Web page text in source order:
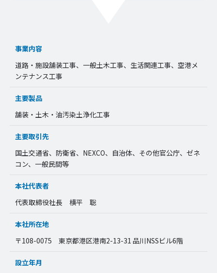
事業内容
道路・施設舗装工事、一般土木工事、生活関連工事、空港メ
ンテナンス工事
主要製品
舗装・土木・油汚染土浄化工事
主要取引先
国土交通省、防衛省、NEXCO、自治体、その他官公庁、ゼネ
コン、一般民間等
本社代表者
代表取締役社長 横平 聡
本社所在地
〒108-0075 東京都港区港南2-13-31 品川NSSビル6階
設立年月